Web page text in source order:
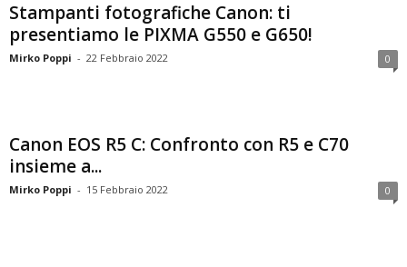
Stampanti fotografiche Canon: ti
presentiamo le PIXMA G550 e G650!
Mirko Poppi - 22 Febbraio 2022 0
Canon EOS R5 C: Confronto con R5 e C70
insieme a...
Mirko Poppi - 15 Febbraio 2022 0